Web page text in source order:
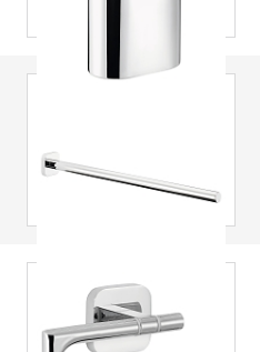
cromata, design
asciugamani
Elegaant,
® Porta carta
igienica Elegaant,